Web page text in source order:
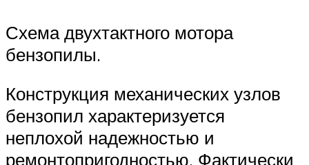
Схема двухтактного мотора
бензопилы.
Конструкция механических узлов
бензопил характеризуется
неплохой надежностью и
ремонтопригодностью. Фактически